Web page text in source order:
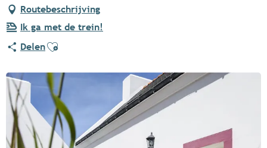
Routebeschrijving
Ik ga met de trein!
DelenAjouter aux favoris